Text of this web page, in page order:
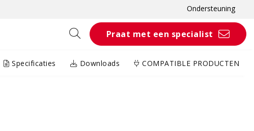
Ondersteuning
Praat met een specialist
Specificaties Downloads COMPATIBLE PRODUCTEN